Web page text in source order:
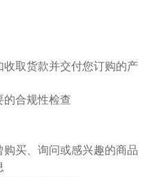
取货款并交付您订购的产
的合规性检查
买、询问或感兴趣的商品